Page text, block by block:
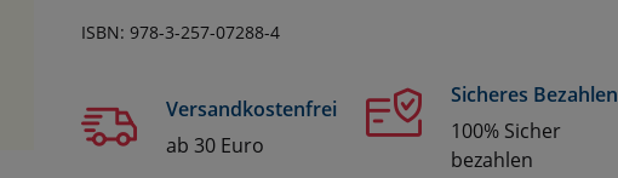
ISBN: 978-3-257-07288-4
Versandkostenfrei
ab 30 Euro
Sicheres Bezahlen
100% Sicher
bezahlen